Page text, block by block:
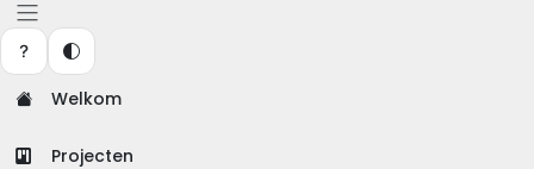
Welkom
Projecten